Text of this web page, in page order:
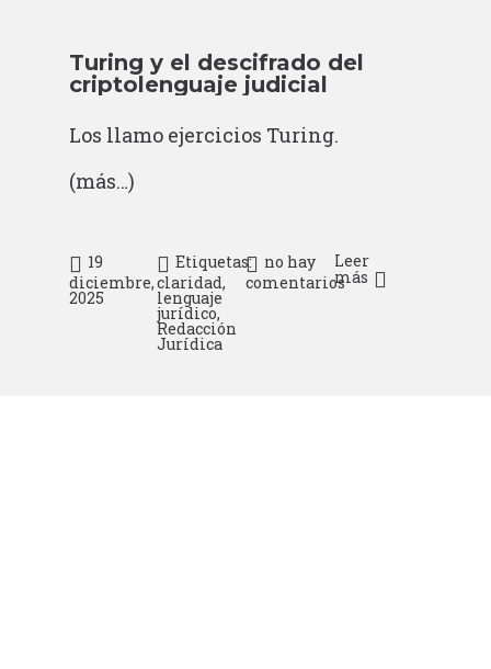
Turing y el descifrado del
criptolenguaje judicial
Los llamo ejercicios Turing.
(más…)
19
diciembre,
2025
Etiquetas:
claridad,
lenguaje
jurídico,
Redacción
Jurídica
no hay
comentarios
Leer
más